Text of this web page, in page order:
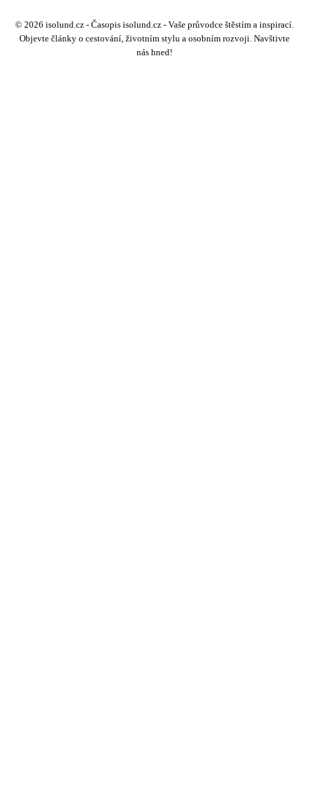
© 2026 isolund.cz - Časopis isolund.cz - Vaše průvodce štěstím a inspirací.
Objevte články o cestování, životním stylu a osobním rozvoji. Navštivte
nás hned!